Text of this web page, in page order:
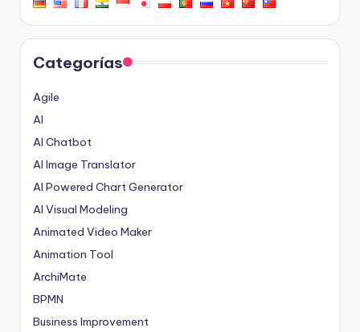
Categorías
Agile
AI
AI Chatbot
AI Image Translator
AI Powered Chart Generator
AI Visual Modeling
Animated Video Maker
Animation Tool
ArchiMate
BPMN
Business Improvement